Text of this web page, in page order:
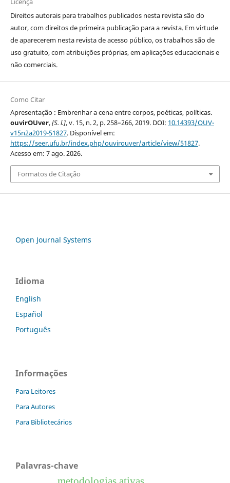
Direitos autorais para trabalhos publicados nesta revista são do
autor, com direitos de primeira publicação para a revista. Em virtude
de aparecerem nesta revista de acesso público, os trabalhos são de
uso gratuito, com atribuições próprias, em aplicações educacionais e
não comerciais.
Como Citar
Apresentação : Embrenhar a cena entre corpos, poéticas, políticas.
ouvirOUver,[S. l.], v. 15, n. 2, p. 258–266, 2019. DOI: 10.14393/OUV-
v15n2a2019-51827. Disponível em:
https://seer.ufu.br/index.php/ouvirouver/article/view/51827.
Acesso em: 7 ago. 2026.
Formatos de Citação
Open Journal Systems
Idioma
English
Español
Português
Informações
Para Leitores
Para Autores
Para Bibliotecários
Palavras-chave
metodologias ativas